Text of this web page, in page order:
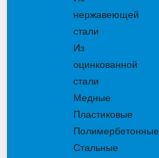
нержавеющей
стали
Из
оцинкованной
стали
Медные
Пластиковые
Полимербетонные
Стальные